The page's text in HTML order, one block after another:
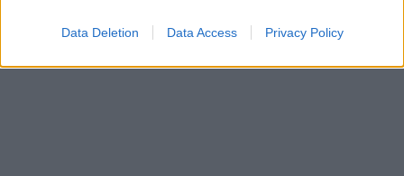
Data Deletion Data Access Privacy Policy